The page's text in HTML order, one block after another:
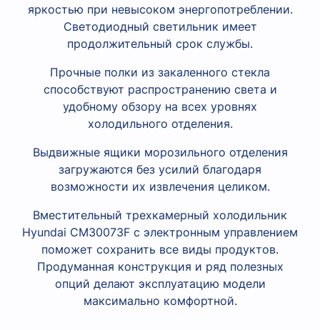
яркостью при невысоком энергопотреблении.
Светодиодный светильник имеет
продолжительный срок службы.
Прочные полки из закаленного стекла
способствуют распространению света и
удобному обзору на всех уровнях
холодильного отделения.
Выдвижные ящики морозильного отделения
загружаются без усилий благодаря
возможности их извлечения целиком.
Вместительный трехкамерный холодильник
Hyundai CM30073F с электронным управлением
поможет сохранить все виды продуктов.
Продуманная конструкция и ряд полезных
опций делают эксплуатацию модели
максимально комфортной.